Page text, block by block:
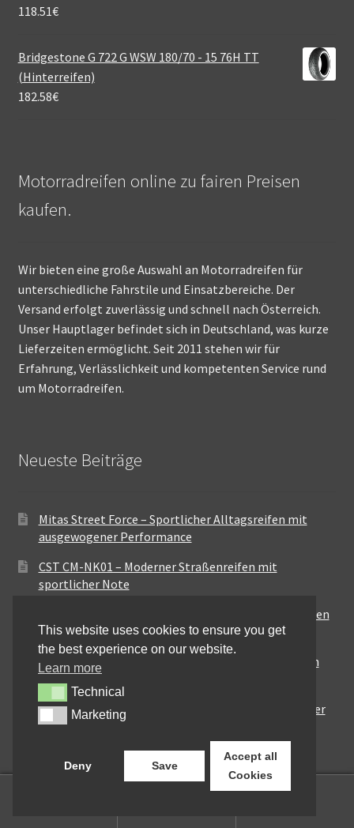
118.51€
Bridgestone G 722 G WSW 180/70 - 15 76H TT
(Hinterreifen)
182.58€
Motorradreifen online zu fairen Preisen
kaufen.
Wir bieten eine große Auswahl an Motorradreifen für
unterschiedliche Fahrstile und Einsatzbereiche. Der
Versand erfolgt zuverlässig und schnell nach Österreich.
Unser Hauptlager befindet sich in Deutschland, was kurze
Lieferzeiten ermöglicht. Seit 2011 stehen wir für
Erfahrung, Verlässlichkeit und kompetenten Service rund
um Motorradreifen.
Neueste Beiträge
Mitas Street Force – Sportlicher Alltagsreifen mit
ausgewogener Performance
CST CM-NK01 – Moderner Straßenreifen mit
sportlicher Note
Maxxis MA-ST3 – Ausgewogener Sport-Touring-Reifen
für vielseitige Einsätze
Pirelli City Demon – Zuverlässigkeit für den urbanen
Alltag
Metzeler Perfect ME77 – Klassische Optik mit solider
Straßenperformance
This website uses cookies to ensure you get
the best experience on our website.
Learn more
TechnicalTechnical
MarketingMarketing
Deny Save
Accept all
Cookies